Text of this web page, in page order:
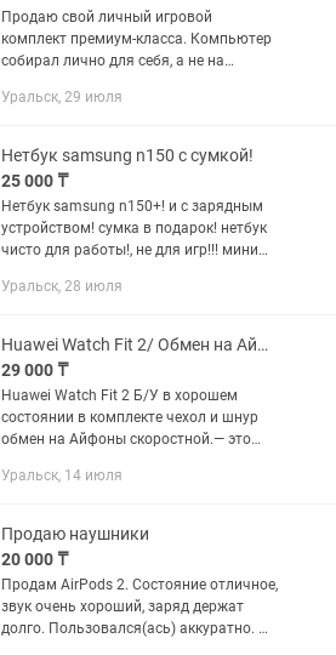
Продаю свой личный игровой
комплект премиум-класса. Компьютер
собирал лично для себя, а не на
подбирались без экономии, с расчетом
производительность,...
Уральск, 29 июля
Нетбук samsung n150 с сумкой!
25 000 ₸
Нетбук samsung n150+! и с зарядным
устройством! сумка в подарок! нетбук
чисто для работы!, не для игр!!! мини
экран! в хорошем, рабочем состоянии!!!
Уральск, 28 июля
Huawei Watch Fit 2/ Обмен на Айфон или Велик
29 000 ₸
Huawei Watch Fit 2 Б/У в хорошем
состоянии в комплекте чехол и шнур
обмен на Айфоны скоростной.— это
дюймовым AMOLED-экраном,
для звонков,...
Уральск, 14 июля
Продаю наушники
20 000 ₸
Продам AirPods 2. Состояние отличное,
звук очень хороший, заряд держат
долго. Пользовался(ась) аккуратно. Из